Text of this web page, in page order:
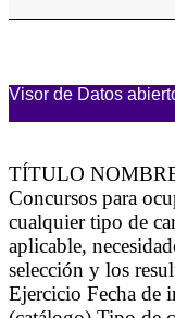
Visor de Datos
TÍTULO
Concursos para
cualquier tipo de
aplicable,
selección y los
Ejercicio Fecha de